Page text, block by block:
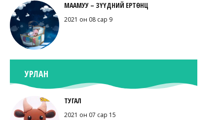
МААМУУ – ЗҮҮДНИЙ ЕРТӨНЦ
2021 он 08 сар 9
УРЛАН
ТУГАЛ
2021 он 07 сар 15